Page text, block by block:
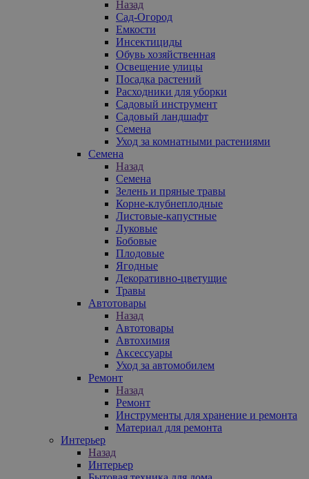
Назад
Сад-Огород
Емкости
Инсектициды
Обувь хозяйственная
Освещение улицы
Посадка растений
Расходники для уборки
Садовый инструмент
Садовый ландшафт
Семена
Уход за комнатными растениями
Семена
Назад
Семена
Зелень и пряные травы
Корне-клубнеплодные
Листовые-капустные
Луковые
Бобовые
Плодовые
Ягодные
Декоративно-цветущие
Травы
Автотовары
Назад
Автотовары
Автохимия
Аксессуары
Уход за автомобилем
Ремонт
Назад
Ремонт
Инструменты для хранение и ремонта
Материал для ремонта
Интерьер
Назад
Интерьер